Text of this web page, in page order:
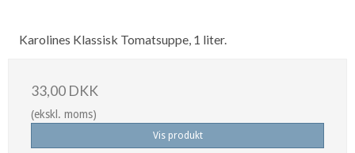
Karolines Klassisk Tomatsuppe, 1 liter.
33,00 DKK
(ekskl. moms)
Vis produkt